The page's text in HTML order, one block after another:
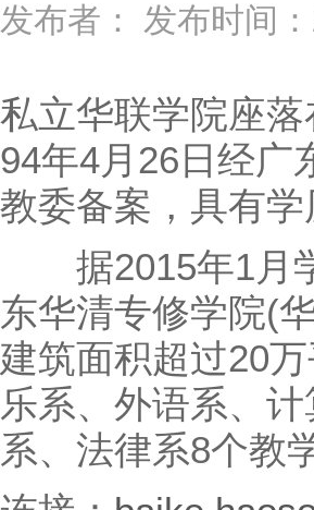
广东园林学会关于缴纳2026年度单
发布者： 发布时间
私立华联学院座
94年4月26日经广
教委备案，具有
据2015年1月学
东华清专修学院(
建筑面积超过20
乐系、外语系、
系、法律系8个教